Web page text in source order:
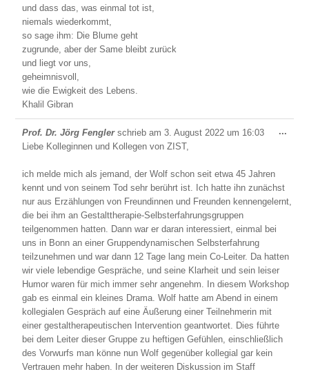
und dass das, was einmal tot ist,
niemals wiederkommt,
so sage ihm: Die Blume geht
zugrunde, aber der Same bleibt zurück
und liegt vor uns,
geheimnisvoll,
wie die Ewigkeit des Lebens.
Khalil Gibran
Prof. Dr. Jörg Fengler schrieb am 3. August 2022 um 16:03
Liebe Kolleginnen und Kollegen von ZIST,
ich melde mich als jemand, der Wolf schon seit etwa 45 Jahren
kennt und von seinem Tod sehr berührt ist. Ich hatte ihn zunächst
nur aus Erzählungen von Freundinnen und Freunden kennengelernt,
die bei ihm an Gestalttherapie-Selbsterfahrungsgruppen
teilgenommen hatten. Dann war er daran interessiert, einmal bei
uns in Bonn an einer Gruppendynamischen Selbsterfahrung
teilzunehmen und war dann 12 Tage lang mein Co-Leiter. Da hatten
wir viele lebendige Gespräche, und seine Klarheit und sein leiser
Humor waren für mich immer sehr angenehm. In diesem Workshop
gab es einmal ein kleines Drama. Wolf hatte am Abend in einem
kollegialen Gespräch auf eine Äußerung einer Teilnehmerin mit
einer gestaltherapeutischen Intervention geantwortet. Dies führte
bei dem Leiter dieser Gruppe zu heftigen Gefühlen, einschließlich
des Vorwurfs man könne nun Wolf gegenüber kollegial gar kein
Vertrauen mehr haben. In der weiteren Diskussion im Staff
...